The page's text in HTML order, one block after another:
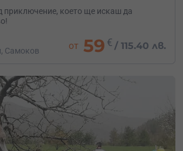
приключение, което ще искаш да
Самоков
от 59 € /115.40 лв.